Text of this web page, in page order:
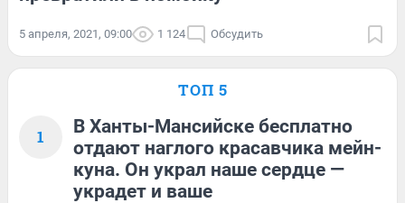
5 апреля, 2021, 09:00 1 124 Обсудить
ТОП 5
1
В Ханты-Мансийске бесплатно
отдают наглого красавчика мейн-
куна. Он украл наше сердце —
украдет и ваше